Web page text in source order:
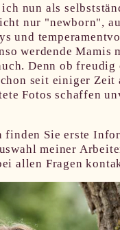
nun als
nur "newborn",
und
werdende Mamis
Denn ob
seit einiger Zeit
Fotos schaffen
finden Sie erste
meiner
allen Fragen